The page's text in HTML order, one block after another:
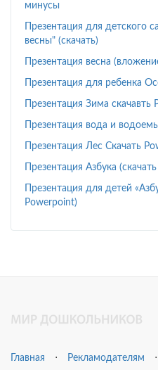
минусы
Презентация для детского
весны" (скачать)
Презентация весна
Презентация для ребенка
Презентация Зима скачавть
Презентация вода и
Презентация Лес Скачать
Презентация Азбука
Презентация для детей
Powerpoint)
Главная ⋅ Рекламодателям ⋅